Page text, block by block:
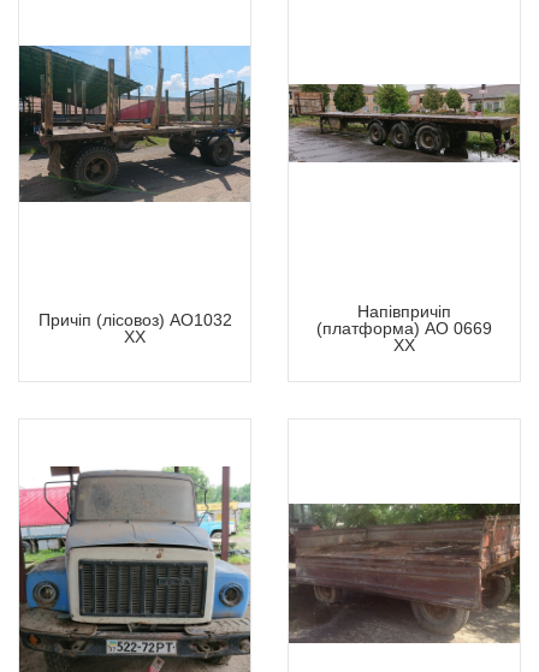
Причіп (лісовоз) АО1032
ХХ
Напівпричіп
(платформа) АО 0669
ХХ